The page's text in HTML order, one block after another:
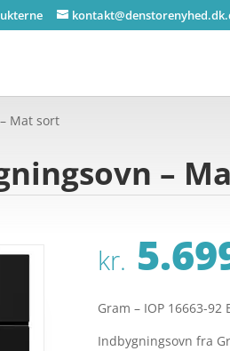
Mat sort
–
kr.
Gram – IOP 16663-
Indbygningsovn fra